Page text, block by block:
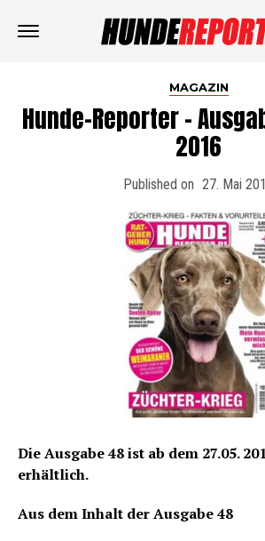
MAGAZIN
Hunde-Reporter –
2016
Published on 27. Mai
Die Ausgabe 48 ist ab dem 27.05.
erhältlich.
Aus dem Inhalt der Ausgabe 48